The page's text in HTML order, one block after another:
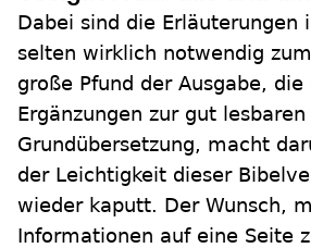
Dabei sind die Erläuterungen
selten wirklich notwendig
große Pfund der Ausgabe, die
Ergänzungen zur gut lesbaren
Grundübersetzung, macht
der Leichtigkeit dieser
wieder kaputt. Der Wunsch,
Informationen auf eine Seite